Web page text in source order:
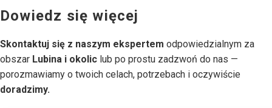
Dowiedz się więcej
Skontaktuj się z naszym ekspertem odpowiedzialnym za
obszar Lubina i okolic lub po prostu zadzwoń do nas —
porozmawiamy o twoich celach, potrzebach i oczywiście
doradzimy.